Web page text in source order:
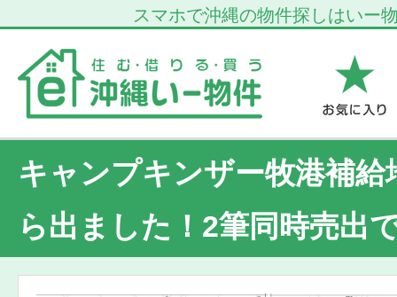
スマホで沖縄の物件探しはいー
キャンプキンザー牧港補給
ら出ました！2筆同時売出